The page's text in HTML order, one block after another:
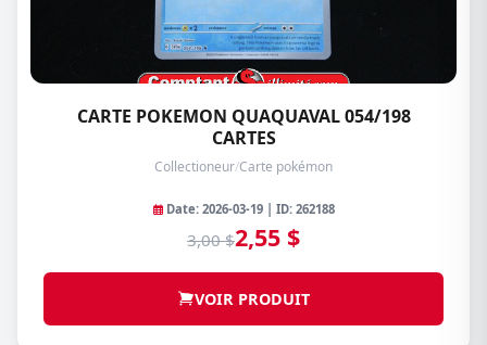
CARTE POKEMON QUAQUAVAL 054/198
CARTES
Collectioneur/Carte pokémon
Date: 2026-03-19 | ID: 262188
3,00 $2,55 $
VOIR PRODUIT